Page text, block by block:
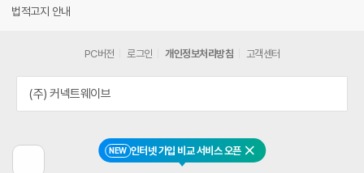
NEW 인터넷 가입 비교 서비스 오픈 닫기
법적고지 안내
PC버전 로그인 개인정보처리방침 고객센터
(주) 커넥트웨이브